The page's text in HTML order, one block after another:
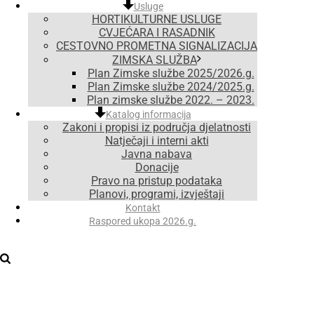
Usluge
HORTIKULTURNE USLUGE
CVJEĆARA I RASADNIK
CESTOVNO PROMETNA SIGNALIZACIJA
ZIMSKA SLUŽBA
Plan Zimske službe 2025/2026.g.
Plan Zimske službe 2024/2025.g.
Plan zimske službe 2022. – 2023.
Katalog informacija
Zakoni i propisi iz područja djelatnosti
Natječaji i interni akti
Javna nabava
Donacije
Pravo na pristup podataka
Planovi, programi, izvještaji
Kontakt
Raspored ukopa 2026.g.